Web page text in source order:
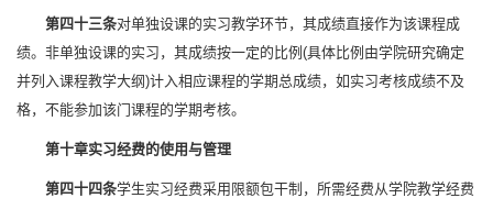
第四十三条对单独设课的实习教学环节，其成绩直接作为该课程成
绩。非单独设课的实习，其成绩按一定的比例(具体比例由学院研究确定
并列入课程教学大纲)计入相应课程的学期总成绩，如实习考核成绩不及
格，不能参加该门课程的学期考核。
第十章实习经费的使用与管理
第四十四条学生实习经费采用限额包干制，所需经费从学院教学经费